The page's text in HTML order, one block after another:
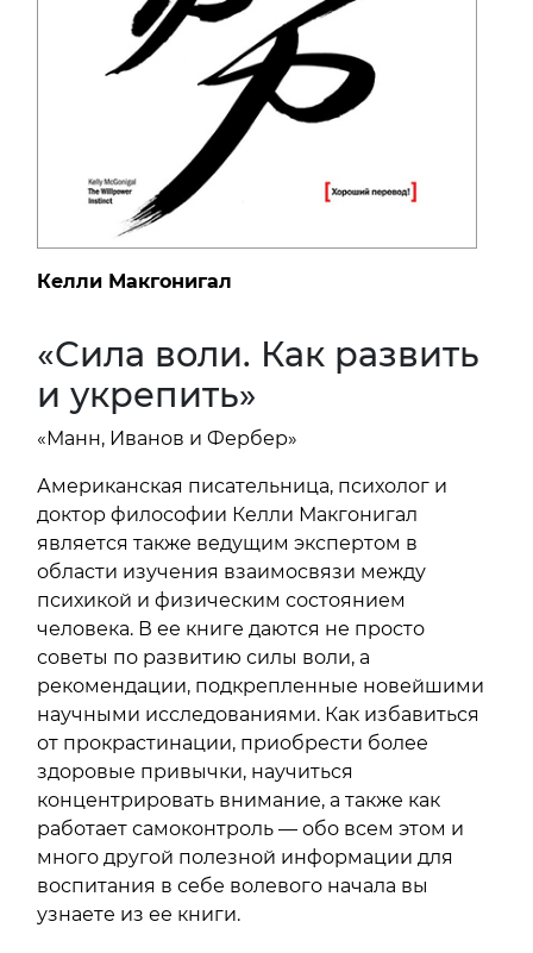
Келли Макгонигал
«Сила воли. Как развить
и укрепить»
«Манн, Иванов и Фербер»
Американская писательница, психолог и
доктор философии Келли Макгонигал
является также ведущим экспертом в
области изучения взаимосвязи между
психикой и физическим состоянием
человека. В ее книге даются не просто
советы по развитию силы воли, а
рекомендации, подкрепленные новейшими
научными исследованиями. Как избавиться
от прокрастинации, приобрести более
здоровые привычки, научиться
концентрировать внимание, а также как
работает самоконтроль — обо всем этом и
много другой полезной информации для
воспитания в себе волевого начала вы
узнаете из ее книги.